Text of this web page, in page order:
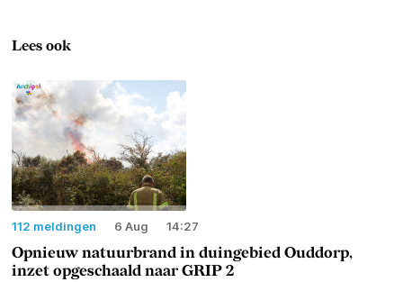
Lees ook
112 meldingen 6 Aug 14:27
Opnieuw natuurbrand in duingebied Ouddorp,
inzet opgeschaald naar GRIP 2